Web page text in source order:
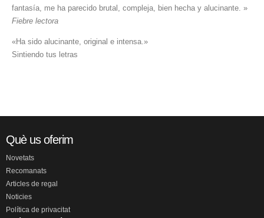
fantasía, me ha parecido brutal, compleja, bien hecha y alucinante. »
Fiebre lectora
«Ha sido alucinante, original e intensa.»
Sintiendo tus letras
Què us oferim
Novetats
Recomanats
Articles de regal
Noticies
Política de privacitat